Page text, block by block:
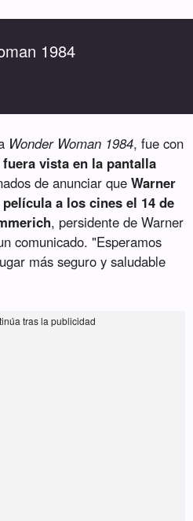
1984
Wonder Woman 1984, fue con
vista en la pantalla
de anunciar queWarner
a los cines el 14 de
, persidente de Warner
comunicado. "Esperamos
más seguro y saludable